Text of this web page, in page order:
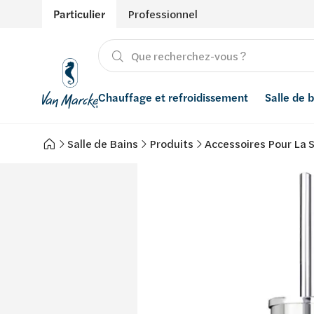
Particulier Professionnel
Chauffage et refroidissement
Chauffage
Salle de
Produits
Énergies renouvelables
Adoucisseurs d’eau
Salle de Bains Produits Accessoires Pour La